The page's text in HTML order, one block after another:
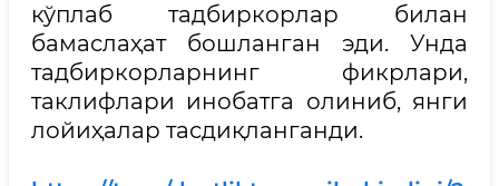
кўплаб тадбиркорлар билан
бамаслаҳат бошланган эди. Унда
тадбиркорларнинг фикрлари,
таклифлари инобатга олиниб, янги
лойиҳалар тасдиқланганди.